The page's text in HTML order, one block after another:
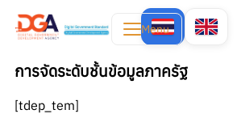
Menu
การจัดระดับชั้นข้อมูลภาครัฐ
[tdep_tem]